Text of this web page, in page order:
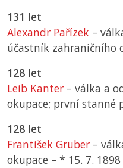
131 let
Alexandr Pařízek –
účastník zahraničního
128 let
Leib Kanter – válka a
okupace; první stanné
128 let
František Gruber –
okupace – * 15. 7. 1898